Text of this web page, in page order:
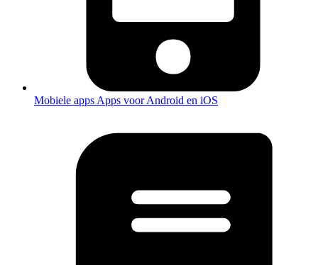
Mobiele apps Apps voor Android en iOS